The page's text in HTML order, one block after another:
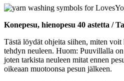
Konepesu, hienopesu 40 astetta /
Tästä löydät ohjeita siihen, miten voit
tehdyn neuleen. Huom: Puuvillalla
joten tarkista neuleen mitat ennen
oikeaan muotoonsa pesun jälkeen.